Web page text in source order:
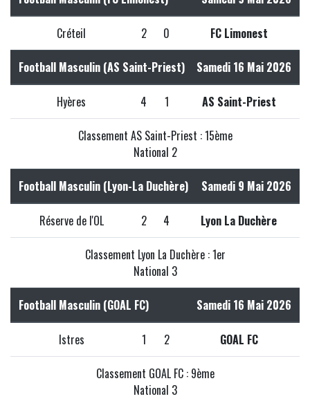
Créteil 2 0 FC Limonest
Football Masculin (AS Saint-Priest) Samedi 16 Mai 2026
Hyères 4 1 AS Saint-Priest
Classement AS Saint-Priest : 15ème
National 2
Football Masculin (Lyon-La Duchère) Samedi 9 Mai 2026
Réserve de l'OL 2 4 Lyon La Duchère
Classement Lyon La Duchère : 1er
National 3
Football Masculin (GOAL FC) Samedi 16 Mai 2026
Istres 1 2 GOAL FC
Classement GOAL FC : 9ème
National 3